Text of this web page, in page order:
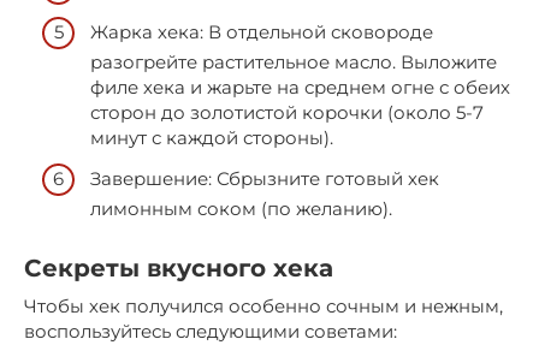
Жарка хека: В отдельной сковороде
разогрейте растительное масло. Выложите
филе хека и жарьте на среднем огне с обеих
сторон до золотистой корочки (около 5-7
минут с каждой стороны).
Завершение: Сбрызните готовый хек
лимонным соком (по желанию).
Секреты вкусного хека
Чтобы хек получился особенно сочным и нежным,
воспользуйтесь следующими советами: